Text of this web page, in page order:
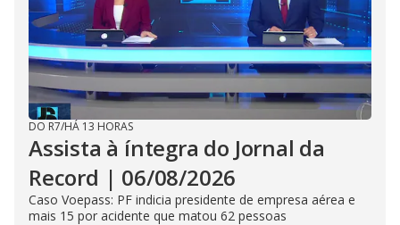
DO R7/HÁ 13 HORAS
Assista à íntegra do Jornal da
Record | 06/08/2026
Caso Voepass: PF indicia presidente de empresa aérea e
mais 15 por acidente que matou 62 pessoas